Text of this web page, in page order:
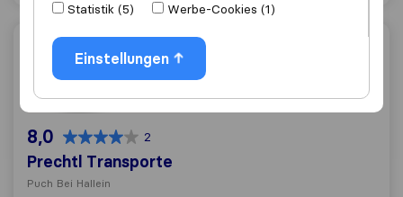
Prechtl Transporte
8,0 2
Prechtl Transporte
Puch Bei Hallein
Statistik (5)
Werbe-Cookies (1)
Einstellungen